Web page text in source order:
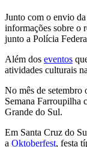
Junto com o envio
informações sobre o
junto a Polícia
Além dos eventos
atividades culturais
No mês de setembro
Semana Farroupilha
Grande do Sul.
Em Santa Cruz do
a Oktoberfest, festa